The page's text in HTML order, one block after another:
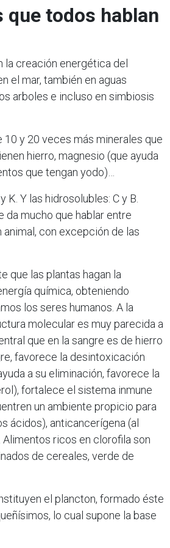
que todos hablan
la creación energética del
el mar, también en aguas
arboles e incluso en simbiosis
y 20 veces más minerales que
hierro, magnesio (que ayuda
que tengan yodo)…
Y las hidrosolubles: C y B.
da mucho que hablar entre
con excepción de las
que las plantas hagan la
química, obteniendo
los seres humanos. A la
molecular es muy parecida a
que en la sangre es de hierro
favorece la desintoxicación
a su eliminación, favorece la
fortalece el sistema inmune
un ambiente propicio para
ácidos), anticancerígena (al
Alimentos ricos en clorofila son
de cereales, verde de
el plancton, formado éste
lo cual supone la base